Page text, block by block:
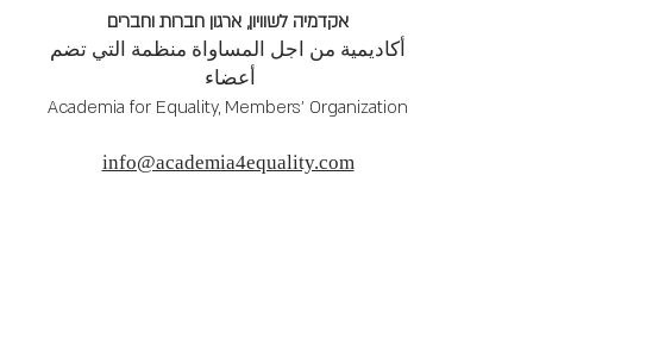
אקדמיה לשוויון, ארגון חברות וחברים
أكاديمية من اجل المساواة منظمة التي تضم
أعضاء
Academia for Equality, Members' Organization
info@academia4equality.com